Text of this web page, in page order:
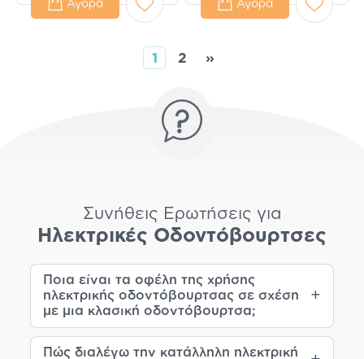
Αγορά Αγορά
1 2 »
Συνήθεις Ερωτήσεις για
Ηλεκτρικές Οδοντόβουρτσες
Ποια είναι τα οφέλη της χρήσης
ηλεκτρικής οδοντόβουρτσας σε σχέση
με μια κλασική οδοντόβουρτσα;
Πώς διαλέγω την κατάλληλη ηλεκτρική